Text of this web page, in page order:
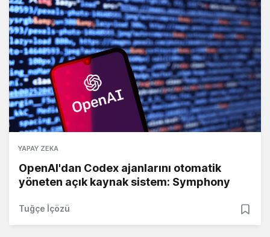
YAPAY ZEKA
OpenAI'dan Codex ajanlarını otomatik
yöneten açık kaynak sistem: Symphony
Tuğçe İçözü